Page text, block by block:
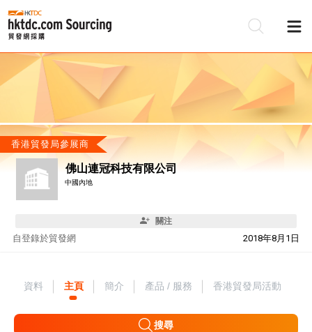
香港貿發局參展商
佛山連冠科技有限公司
中國內地
關注
自 2018年8月1日
登錄於貿發網
資料 主頁 簡介 產品 / 服務 香港貿發局活動
搜尋